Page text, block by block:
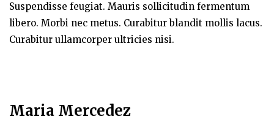
Suspendisse feugiat. Mauris sollicitudin fermentum
libero. Morbi nec metus. Curabitur blandit mollis lacus.
Curabitur ullamcorper ultricies nisi.
Maria Mercedez